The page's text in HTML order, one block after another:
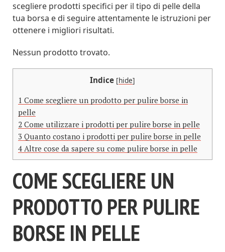
scegliere prodotti specifici per il tipo di pelle della
tua borsa e di seguire attentamente le istruzioni per
ottenere i migliori risultati.
Nessun prodotto trovato.
Indice [hide]
1 Come scegliere un prodotto per pulire borse in
pelle
2 Come utilizzare i prodotti per pulire borse in pelle
3 Quanto costano i prodotti per pulire borse in pelle
4 Altre cose da sapere su come pulire borse in pelle
COME SCEGLIERE UN
PRODOTTO PER PULIRE
BORSE IN PELLE